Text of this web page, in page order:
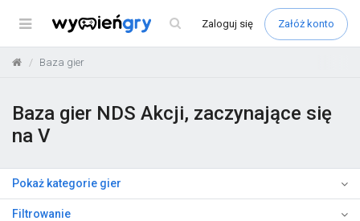
Menu Zaloguj się Załóż konto
Baza gier
Baza gier NDS Akcji, zaczynające się
na V
Pokaż kategorie gier
Filtrowanie